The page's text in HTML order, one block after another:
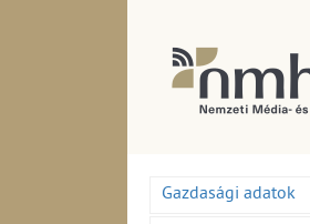
Gazdasági adatok